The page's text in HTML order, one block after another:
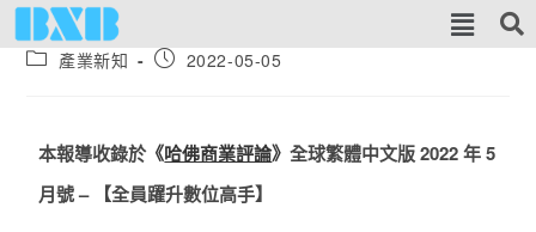
產業新知 2022-05-05
本報導收錄於《哈佛商業評論》全球繁體中文版 2022 年 5
月號 – 【全員躍升數位高手】